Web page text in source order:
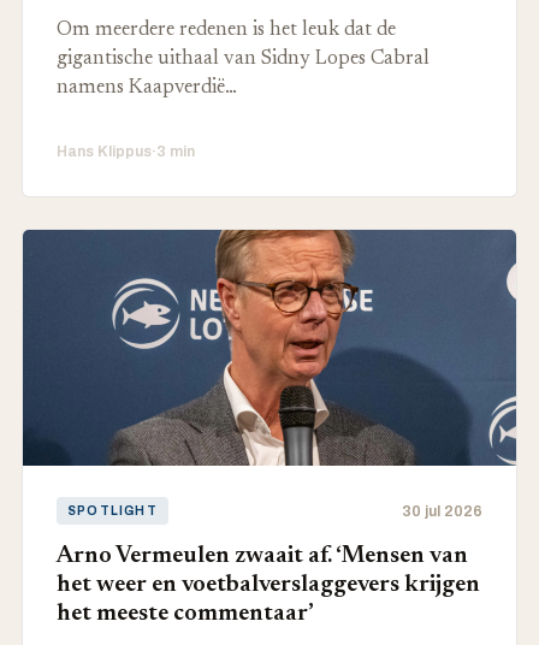
Om meerdere redenen is het leuk dat de
gigantische uithaal van Sidny Lopes Cabral
namens Kaapverdië…
Hans Klippus·3 min
SPOTLIGHT 30 jul 2026
Arno Vermeulen zwaait af. ‘Mensen van
het weer en voetbalverslaggevers krijgen
het meeste commentaar’